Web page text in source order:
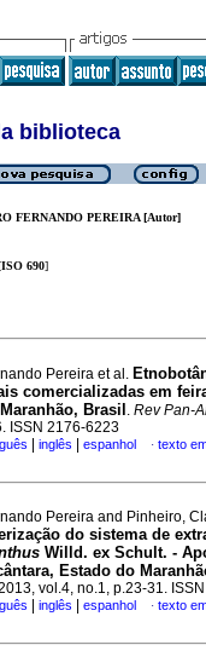
biblioteca
FERNANDO PEREIRA [Autor]
ISO 690]
Pereira et al.
comercializadas em
Brasil . Rev Pan-
ISSN 2176-6223
inglês espanhol · texto
Pereira and Pinheiro,
do sistema de
Willd. ex Schult. -
Estado do
vol.4, no.1, p.23-31.
inglês espanhol · texto